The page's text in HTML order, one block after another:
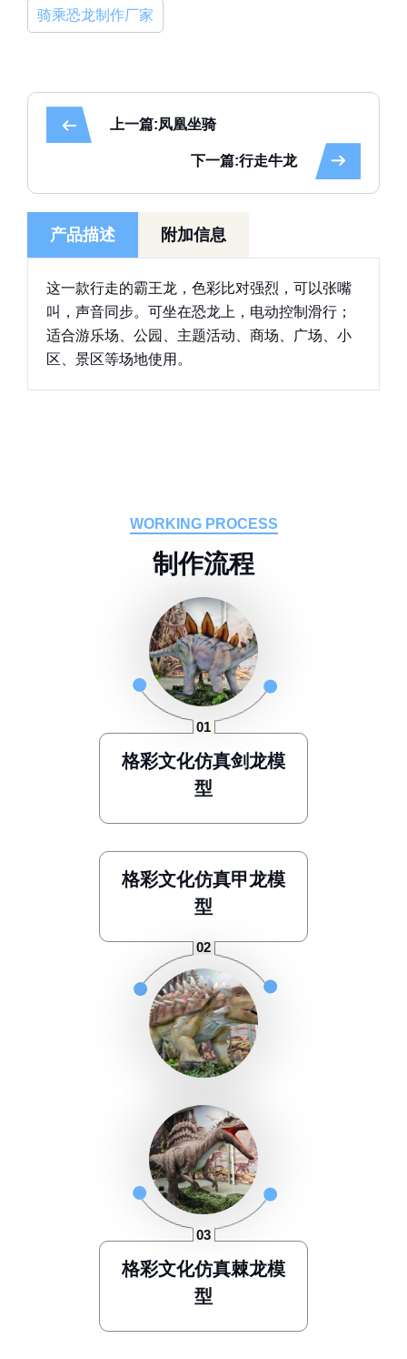
骑乘恐龙制作厂家
上一篇:凤凰坐骑
下一篇:行走牛龙
产品描述 附加信息
这一款行走的霸王龙，色彩比对强烈，可以张嘴
叫，声音同步。可坐在恐龙上，电动控制滑行；
适合游乐场、公园、主题活动、商场、广场、小
区、景区等场地使用。
WORKING PROCESS
制作流程
格彩文化仿真剑龙模
型
格彩文化仿真甲龙模
型
格彩文化仿真棘龙模
型